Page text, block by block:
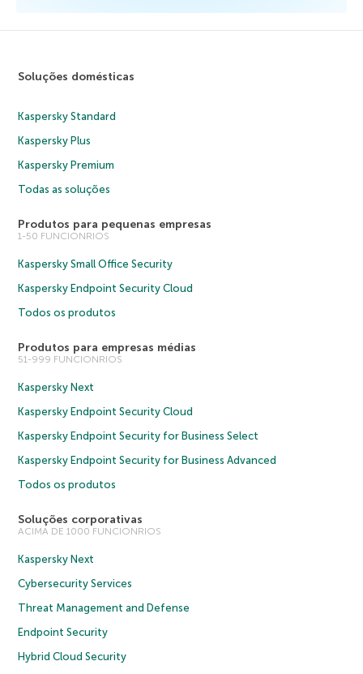
Soluções domésticas
Kaspersky Standard
Kaspersky Plus
Kaspersky Premium
Todas as soluções
Produtos para pequenas empresas
1-50 FUNCIONRIOS
Kaspersky Small Office Security
Kaspersky Endpoint Security Cloud
Todos os produtos
Produtos para empresas médias
51-999 FUNCIONRIOS
Kaspersky Next
Kaspersky Endpoint Security Cloud
Kaspersky Endpoint Security for Business Select
Kaspersky Endpoint Security for Business Advanced
Todos os produtos
Soluções corporativas
ACIMA DE 1000 FUNCIONRIOS
Kaspersky Next
Cybersecurity Services
Threat Management and Defense
Endpoint Security
Hybrid Cloud Security